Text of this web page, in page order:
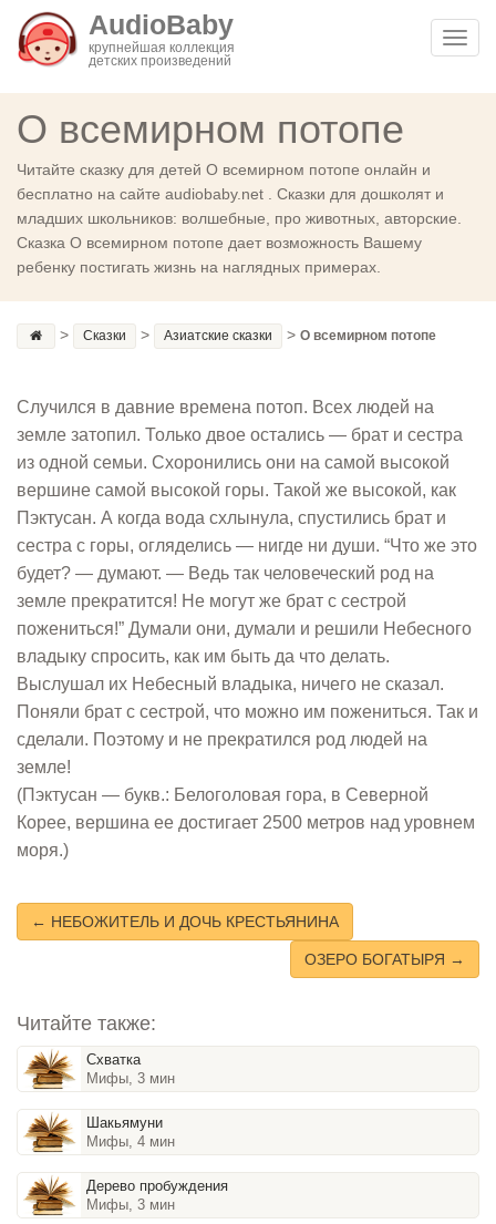
AudioBaby
крупнейшая коллекция
детских произведений
О всемирном потопе
Читайте сказку для детей О всемирном потопе онлайн и
бесплатно на сайте audiobaby.net . Сказки для дошколят и
младших школьников: волшебные, про животных, авторские.
Сказка О всемирном потопе дает возможность Вашему
ребенку постигать жизнь на наглядных примерах.
> Сказки > Азиатские сказки > О всемирном потопе
Случился в давние времена потоп. Всех людей на
земле затопил. Только двое остались — брат и сестра
из одной семьи. Схоронились они на самой высокой
вершине самой высокой горы. Такой же высокой, как
Пэктусан. А когда вода схлынула, спустились брат и
сестра с горы, огляделись — нигде ни души. “Что же это
будет? — думают. — Ведь так человеческий род на
земле прекратится! Не могут же брат с сестрой
пожениться!” Думали они, думали и решили Небесного
владыку спросить, как им быть да что делать.
Выслушал их Небесный владыка, ничего не сказал.
Поняли брат с сестрой, что можно им пожениться. Так и
сделали. Поэтому и не прекратился род людей на
земле!
(Пэктусан — букв.: Белоголовая гора, в Северной
Корее, вершина ее достигает 2500 метров над уровнем
моря.)
← НЕБОЖИТЕЛЬ И ДОЧЬ КРЕСТЬЯНИНА
ОЗЕРО БОГАТЫРЯ →
Читайте также:
Схватка
Мифы, 3 мин
Шакьямуни
Мифы, 4 мин
Дерево пробуждения
Мифы, 3 мин